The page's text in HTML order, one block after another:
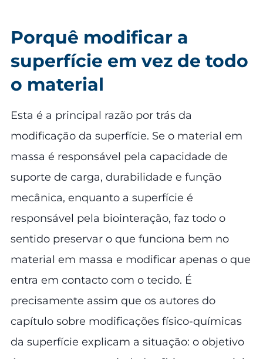
Porquê modificar a
superfície em vez de todo
o material
Esta é a principal razão por trás da
modificação da superfície. Se o material em
massa é responsável pela capacidade de
suporte de carga, durabilidade e função
mecânica, enquanto a superfície é
responsável pela biointeração, faz todo o
sentido preservar o que funciona bem no
material em massa e modificar apenas o que
entra em contacto com o tecido. É
precisamente assim que os autores do
capítulo sobre modificações físico-químicas
da superfície explicam a situação: o objetivo